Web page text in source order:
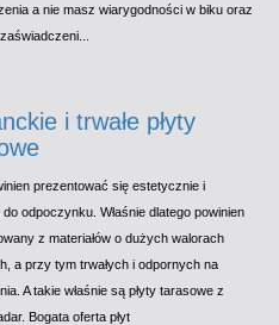
a nie masz wiarygodności w biku oraz
i trwałe płyty
prezentować się estetycznie i
odpoczynku. Właśnie dlatego powinien
z materiałów o dużych walorach
a przy tym trwałych i odpornych na
A takie właśnie są płyty tarasowe z
Bogata oferta płyt